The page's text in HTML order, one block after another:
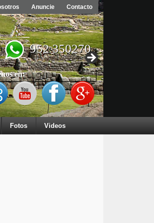
Anuncie Contacto
952 350270
en:
Fotos Videos